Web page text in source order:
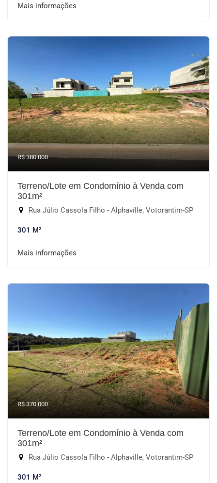
Mais informações
R$ 380.000
Terreno/Lote em Condomínio à Venda com
301m²
Rua Júlio Cassola Filho - Alphaville, Votorantim-SP
301 M²
Mais informações
R$ 370.000
Terreno/Lote em Condomínio à Venda com
301m²
Rua Júlio Cassola Filho - Alphaville, Votorantim-SP
301 M²